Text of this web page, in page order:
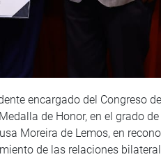
encargado del Congreso
de Honor, en el grado
Moreira de Lemos, en
de las relaciones